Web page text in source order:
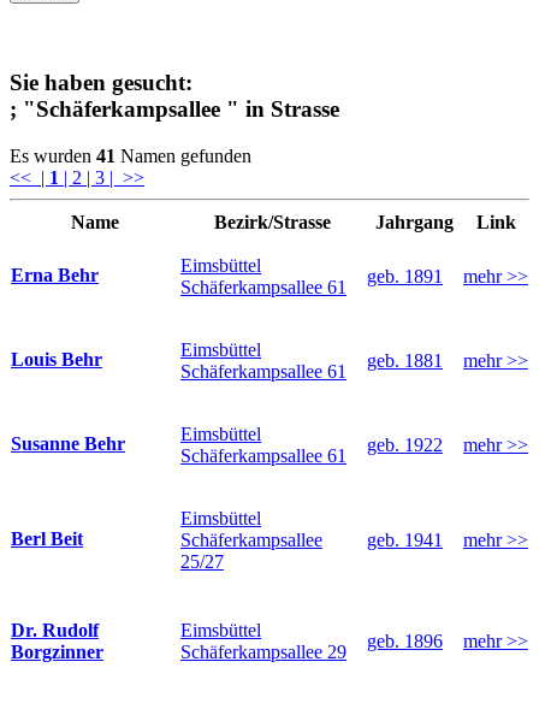
Sie haben gesucht:
; "Schäferkampsallee " in Strasse
Es wurden 41 Namen gefunden
<< | 1 | 2 | 3 | >>
Name Bezirk/Strasse Jahrgang Link
Erna Behr
Eimsbüttel
Schäferkampsallee 61
geb. 1891 mehr >>
Louis Behr
Eimsbüttel
Schäferkampsallee 61
geb. 1881 mehr >>
Susanne Behr
Eimsbüttel
Schäferkampsallee 61
geb. 1922 mehr >>
Berl Beit
Eimsbüttel
Schäferkampsallee
25/27
geb. 1941 mehr >>
Dr. Rudolf
Borgzinner
Eimsbüttel
Schäferkampsallee 29
geb. 1896 mehr >>